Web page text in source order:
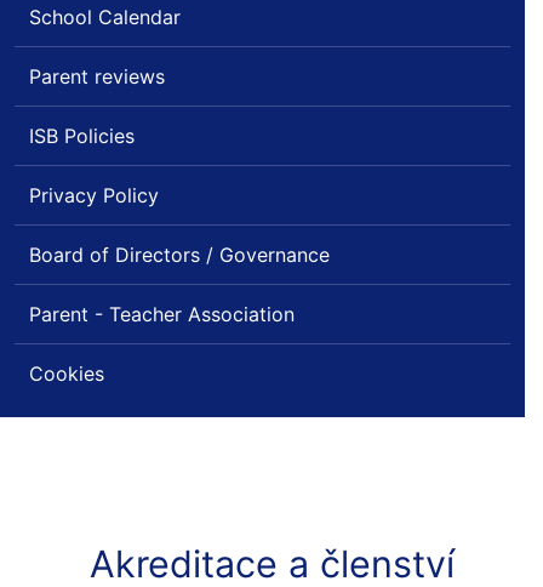
School Calendar
Parent reviews
ISB Policies
Privacy Policy
Board of Directors / Governance
Parent - Teacher Association
Cookies
Akreditace a členství